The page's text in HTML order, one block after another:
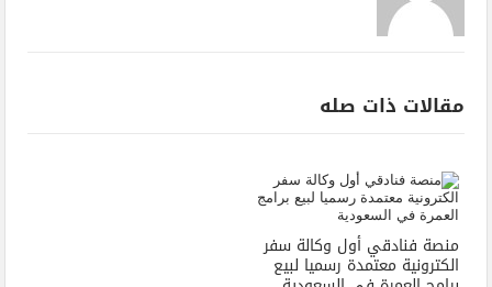
مقالات ذات صله
منصة فنادقي أول وكالة سفر
الكترونية معتمدة رسميا لبيع